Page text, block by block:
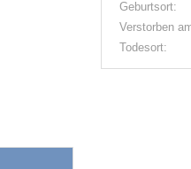
Geburtsort:
Verstorben
Todesort: